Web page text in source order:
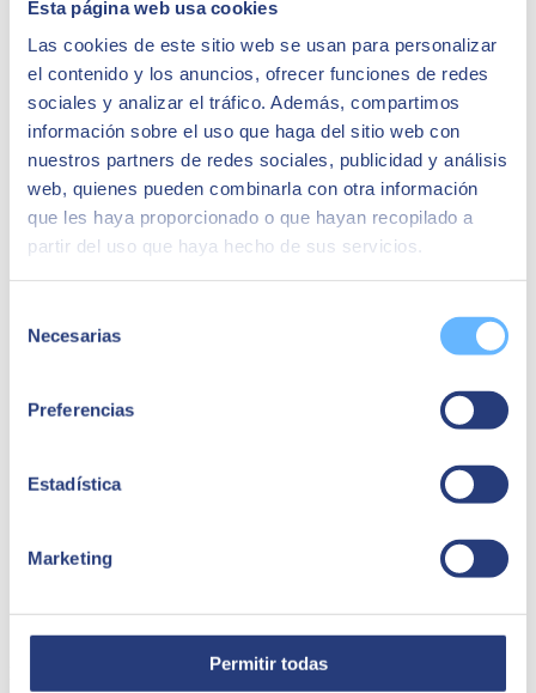
Esta página web usa cookies
Las cookies de este sitio web se usan para personalizar
el contenido y los anuncios, ofrecer funciones de redes
sociales y analizar el tráfico. Además, compartimos
información sobre el uso que haga del sitio web con
nuestros partners de redes sociales, publicidad y análisis
web, quienes pueden combinarla con otra información
que les haya proporcionado o que hayan recopilado a
partir del uso que haya hecho de sus servicios.
Necesarias
Preferencias
Estadística
Marketing
Permitir todas
Antonio J. Díaz Martín
Gerente
“Nuestro sistema de trabajo al basarse en
certificados, y en varios criterios normativos hace
necesario un ERP como SAP Business One”
Casos de éxito relacionados:
Royme, experta en el mercado de elementos normalizados para